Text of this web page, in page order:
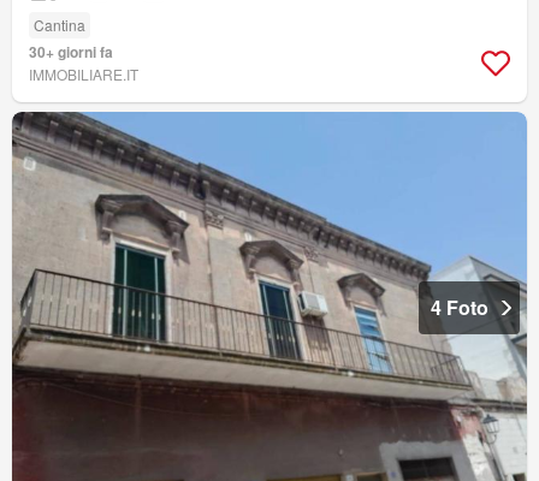
Cantina
30+ giorni fa
IMMOBILIARE.IT
4 Foto